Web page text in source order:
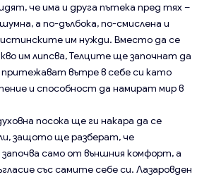
че има и друга пътека пред тях –
а по-дълбока, по-смислена и
истинските им нужди. Вместо да се
им липсва, Телците ще започнат да
вътре в себе си като
и способност да намират мир в
посока ще ги накара да се
защото ще разберат, че
само от външния комфорт, а
със самите себе си. Лазаровден